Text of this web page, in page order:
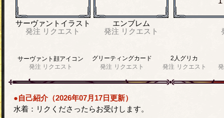
サーヴァントイラスト
発注 リクエスト
エンブレム
発注 リクエスト
サーヴァント顔アイコン
発注 リクエスト
グリーティングカード
発注 リクエスト
2人グリカ
発注 リクエスト
●自己紹介（2026年07月17日更新）
水着：リクくださったらお受けします。